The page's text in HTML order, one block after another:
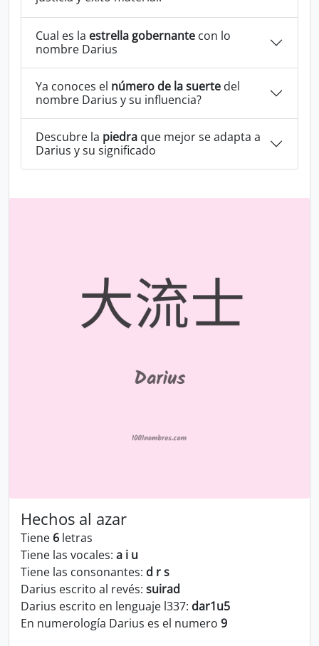
Cual es la estrella gobernante con lo
nombre Darius
Ya conoces el número de la suerte del
nombre Darius y su influencia?
Descubre la piedra que mejor se adapta a
Darius y su significado
Hechos al azar
Tiene 6 letras
Tiene las vocales: a i u
Tiene las consonantes: d r s
Darius escrito al revés: suirad
Darius escrito en lenguaje l337: dar1u5
En numerología Darius es el numero 9